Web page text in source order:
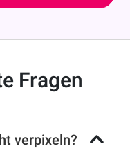
Fragen
verpixeln?